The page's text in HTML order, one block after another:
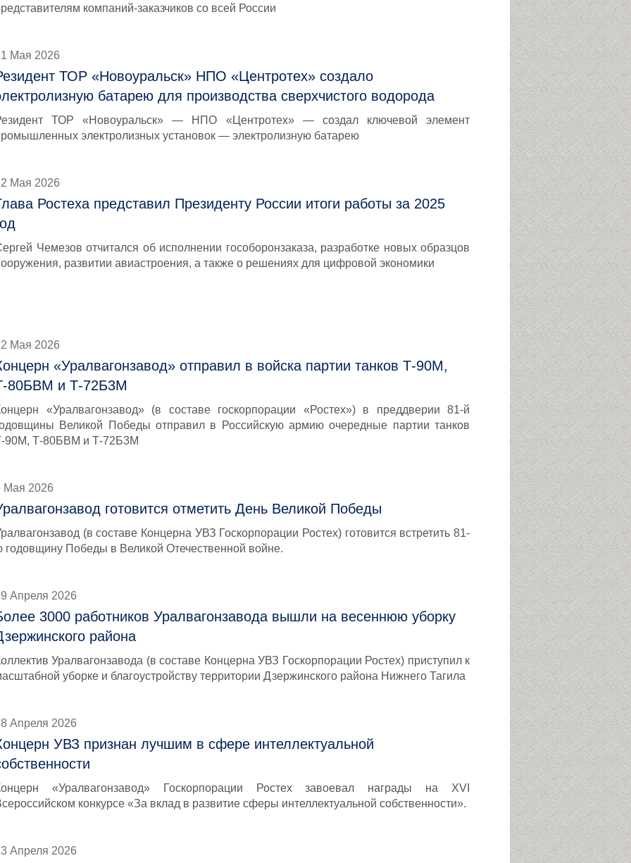
компаний-заказчиков со всей России
Мая 2026
ТОР «Новоуральск» НПО «Центротех» создало
батарею для производства сверхчистого водорода
ТОР «Новоуральск» — НПО «Центротех» — создал ключевой элемент
электролизных установок — электролизную батарею
Мая 2026
Ростеха представил Президенту России итоги работы за 2025
Чемезов отчитался об исполнении гособоронзаказа, разработке новых образцов
развитии авиастроения, а также о решениях для цифровой экономики
Мая 2026
«Уралвагонзавод» отправил в войска партии танков Т-90М,
80БВМ и Т-72Б3М
«Уралвагонзавод» (в составе госкорпорации «Ростех») в преддверии 81-й
Великой Победы отправил в Российскую армию очередные партии танков
90М, Т-80БВМ и Т-72Б3М
Мая 2026
готовится отметить День Великой Победы
(в составе Концерна УВЗ Госкорпорации Ростех) готовится встретить 81-
годовщину Победы в Великой Отечественной войне.
Апреля 2026
3000 работников Уралвагонзавода вышли на весеннюю уборку
района
Уралвагонзавода (в составе Концерна УВЗ Госкорпорации Ростех) приступил к
уборке и благоустройству территории Дзержинского района Нижнего Тагила
Апреля 2026
УВЗ признан лучшим в сфере интеллектуальной
«Уралвагонзавод» Госкорпорации Ростех завоевал награды на XVI
конкурсе «За вклад в развитие сферы интеллектуальной собственности».
Апреля 2026